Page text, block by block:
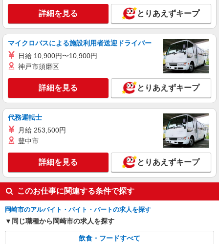
ジョリーパスタ 岡崎三崎町店
キッチン（フード）スタッフ
時給1200円 ※22:00以降は時給1500円 ※高校
生時給1160円 ※労働組合費あり（基本時給×月間
時間数×1.8％） ■土日・祝手当 土日・祝は時給＋
愛知県岡崎市三崎町3番地1
キープ 詳細を見る
アルバイト パート
なか卯 1国岡崎矢作店
接客・調理スタッフ（簡単な接客・調理・清
愛知県岡崎市矢作町字西林寺36-7
キープ 詳細を見る
詳細を見る とりあえずキープ
マイクロバスによる施設利用者送迎ドライバー
日給 10,900円〜10,900円
神戸市須磨区
詳細を見る とりあえずキープ
代務運転士
月給 253,500円
豊中市
詳細を見る とりあえずキープ
このお仕事に関連する条件で探す
岡崎市のアルバイト・バイト・パートの求人を探す
同じ職種から岡崎市の求人を探す
飲食・フードすべて